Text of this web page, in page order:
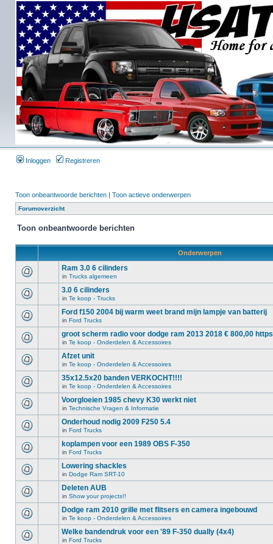
Inloggen Registreren
Toon onbeantwoorde berichten | Toon actieve onderwerpen
Forumoverzicht
Toon onbeantwoorde berichten
Onderwerpen
Ram 3.0 6 cilinders
in Trucks algemeen
3.0 6 cilinders
in Te koop - Trucks
Ford f150 2004 bij warm weet brand mijn lampje van batterij
in Ford Trucks
groot scherm radio voor dodge ram 2013 2018 € 800,00
in Te koop - Onderdelen & Accessoires
Afzet unit
in Te koop - Onderdelen & Accessoires
35x12.5x20 banden VERKOCHT!!!!
in Te koop - Onderdelen & Accessoires
Voorgloeien 1985 chevy K30 werkt niet
in Technische Vragen & Informatie
Onderhoud nodig 2009 F250 5.4
in Ford Trucks
koplampen voor een 1989 OBS F-350
in Ford Trucks
Lowering shackles
in Dodge Ram SRT-10
Deleten AUB
in Show your projects!!
Dodge ram 2010 grille met flitsers en camera ingebouwd
in Te koop - Onderdelen & Accessoires
Welke bandendruk voor een '89 F-350 dually (4x4)
in Ford Trucks